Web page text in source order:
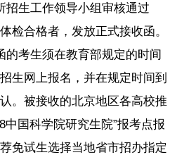
生工作领导小组审核通过
检合格者，发放正式接收函。
考生须在教育部规定的时间
生网上报名，并在规定时间到
。被接收的北京地区各高校推
中国科学院研究生院”报考点报
免试生选择当地省市招办指定